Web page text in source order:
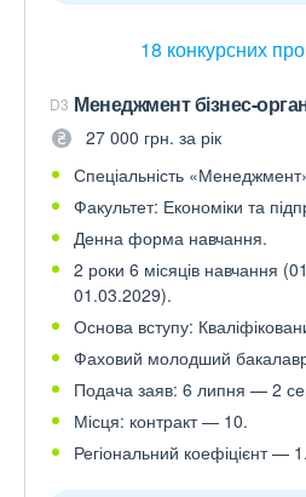
18 конкурсних
D3 Менеджмент бізнес-
27 000 грн. за рік
Спеціальність
Факультет: Економіки та
Денна форма навчання.
2 роки 6 місяців навчання
01.03.2029).
Основа вступу:
Фаховий молодший
Подача заяв: 6 липня — 2
Місця: контракт — 10.
Регіональний коефіцієнт —